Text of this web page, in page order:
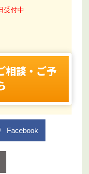
受付中
相談・ご予
Facebook